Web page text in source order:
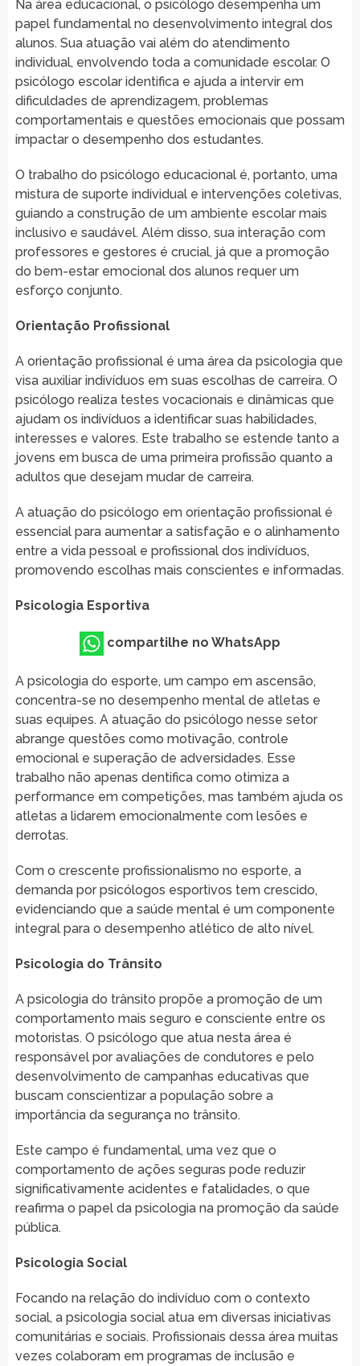
Na área educacional, o psicólogo desempenha um
papel fundamental no desenvolvimento integral dos
alunos. Sua atuação vai além do atendimento
individual, envolvendo toda a comunidade escolar. O
psicólogo escolar identifica e ajuda a intervir em
dificuldades de aprendizagem, problemas
comportamentais e questões emocionais que possam
impactar o desempenho dos estudantes.
O trabalho do psicólogo educacional é, portanto, uma
mistura de suporte individual e intervenções coletivas,
guiando a construção de um ambiente escolar mais
inclusivo e saudável. Além disso, sua interação com
professores e gestores é crucial, já que a promoção
do bem-estar emocional dos alunos requer um
esforço conjunto.
Orientação Profissional
A orientação profissional é uma área da psicologia que
visa auxiliar indivíduos em suas escolhas de carreira. O
psicólogo realiza testes vocacionais e dinâmicas que
ajudam os indivíduos a identificar suas habilidades,
interesses e valores. Este trabalho se estende tanto a
jovens em busca de uma primeira profissão quanto a
adultos que desejam mudar de carreira.
A atuação do psicólogo em orientação profissional é
essencial para aumentar a satisfação e o alinhamento
entre a vida pessoal e profissional dos indivíduos,
promovendo escolhas mais conscientes e informadas.
Psicologia Esportiva
compartilhe no WhatsApp
A psicologia do esporte, um campo em ascensão,
concentra-se no desempenho mental de atletas e
suas equipes. A atuação do psicólogo nesse setor
abrange questões como motivação, controle
emocional e superação de adversidades. Esse
trabalho não apenas dentifica como otimiza a
performance em competições, mas também ajuda os
atletas a lidarem emocionalmente com lesões e
derrotas.
Com o crescente profissionalismo no esporte, a
demanda por psicólogos esportivos tem crescido,
evidenciando que a saúde mental é um componente
integral para o desempenho atlético de alto nível.
Psicologia do Trânsito
A psicologia do trânsito propõe a promoção de um
comportamento mais seguro e consciente entre os
motoristas. O psicólogo que atua nesta área é
responsável por avaliações de condutores e pelo
desenvolvimento de campanhas educativas que
buscam conscientizar a população sobre a
importância da segurança no trânsito.
Este campo é fundamental, uma vez que o
comportamento de ações seguras pode reduzir
significativamente acidentes e fatalidades, o que
reafirma o papel da psicologia na promoção da saúde
pública.
Psicologia Social
Focando na relação do indivíduo com o contexto
social, a psicologia social atua em diversas iniciativas
comunitárias e sociais. Profissionais dessa área muitas
vezes colaboram em programas de inclusão e